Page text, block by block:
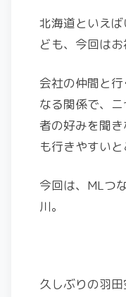
北海道といえ
ども、今回はお
会社の仲間と
なる関係で、
者の好みを聞
も行きやすいと
今回は、MLつ
川。
久しぶりの羽